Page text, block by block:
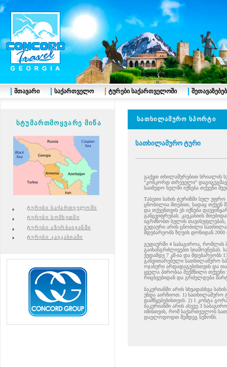
სტუმართმოყვარე მიწა
ტურები საქართველოში
ტურები სომხეთში
ტურები აზერბაიჯანში
ტურები კავკასიაში
სათხილამურო სპორტი
სათხილამურო ტური
გაქვთ თხილამურებით სრიალის
“კონკორდ თრეველი”
საიმედო ხელში იქნება თქვენი
Tასეთი სახის ტურიზმი სულ
ცნობილია მთებით, სადაც თქვენ
და თქვენთვის ეს იქნება
განცვიფრებას. კავკასიის
იგრძნობთ სულის
გუდაური არის ცნობილი
მდებარეობს ზღვის დონიდან 2000
გუდაურში 4 საბაგიროა,
გაიხანგრძლივებთ
ქედამდე 7 კმ-ია და მდებარეობს
განვითარებული სათხილამურო
ოჯახური არდადაგებისთვის და
ყველა პირობაა შექმნილი
რიცხვებიდან და გრძელდება
ბაკურიანში არის სხვადასხვა
უნდა აირჩიოთ. 1) სათხილამურო
დამწყებებისთვის. 2) 1 კოხტა
ბაკურიანში არის ასევე 3
იმისთვის, რომ საქართველოს
დაელოდოდთ შემდეგ სეზონს.
მთავარი საქართველო ტურები საქართველოში